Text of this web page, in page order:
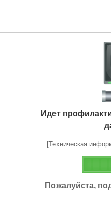
Идет
[Техническая
Пожалуйста,